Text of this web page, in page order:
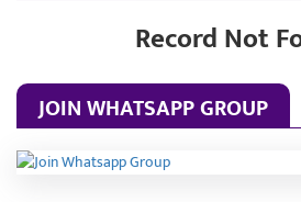
Record Not
JOIN WHATSAPP GROUP